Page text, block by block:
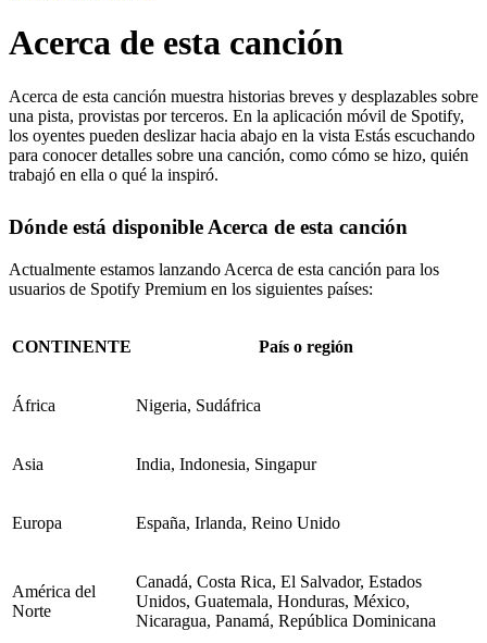
Acerca de esta canción
Acerca de esta canción muestra historias breves y desplazables sobre
una pista, provistas por terceros. En la aplicación móvil de Spotify,
los oyentes pueden deslizar hacia abajo en la vista Estás escuchando
para conocer detalles sobre una canción, como cómo se hizo, quién
trabajó en ella o qué la inspiró.
Dónde está disponible Acerca de esta canción
Actualmente estamos lanzando Acerca de esta canción para los
usuarios de Spotify Premium en los siguientes países:
CONTINENTE País o región
África Nigeria, Sudáfrica
Asia India, Indonesia, Singapur
Europa España, Irlanda, Reino Unido
América del
Norte
Canadá, Costa Rica, El Salvador, Estados
Unidos, Guatemala, Honduras, México,
Nicaragua, Panamá, República Dominicana